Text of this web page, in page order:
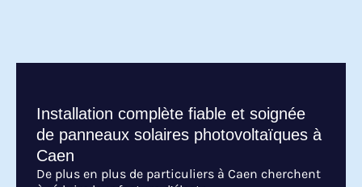
Installation complète fiable et soignée
de panneaux solaires photovoltaïques à
Caen
De plus en plus de particuliers à Caen cherchent